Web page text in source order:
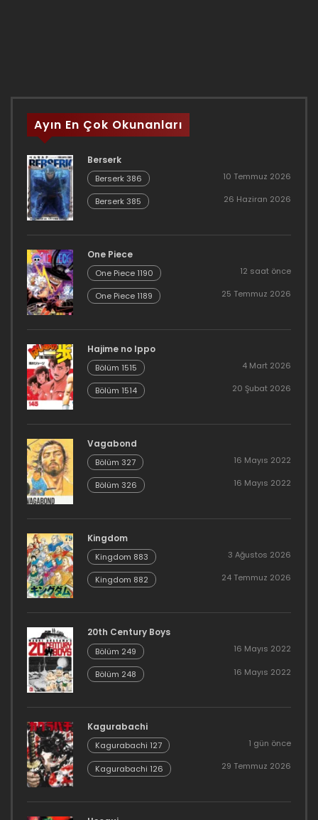
Ayın En Çok Okunanları
Berserk
Berserk 386 10 Temmuz 2026
Berserk 385 26 Haziran 2026
One Piece
One Piece 1190 12 saat önce
One Piece 1189 25 Temmuz 2026
Hajime no Ippo
Bölüm 1515 4 Mart 2026
Bölüm 1514 20 Şubat 2026
Vagabond
Bölüm 327 16 Mayıs 2022
Bölüm 326 16 Mayıs 2022
Kingdom
Kingdom 883 3 Ağustos 2026
Kingdom 882 24 Temmuz 2026
20th Century Boys
Bölüm 249 16 Mayıs 2022
Bölüm 248 16 Mayıs 2022
Kagurabachi
Kagurabachi 127 1 gün önce
Kagurabachi 126 29 Temmuz 2026